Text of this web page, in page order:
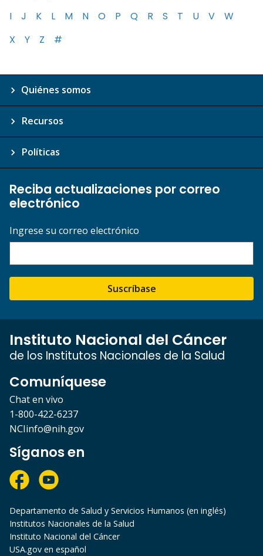
I
J K L M N O P Q R S T U V
W
X
Y Z #
Quiénes somos
Recursos
Políticas
Reciba actualizaciones por correo
electrónico
Ingrese su correo electrónico
Suscríbase
Instituto Nacional del Cáncer
de los Institutos Nacionales de la Salud
Comuníquese
Chat en vivo
1-800-422-6237
NCIinfo@nih.gov
Síganos en
Departamento de Salud y Servicios Humanos (en inglés)
Institutos Nacionales de la Salud
Instituto Nacional del Cáncer
USA.gov en español